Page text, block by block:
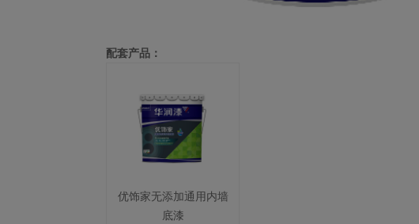
配套产品：
优饰家无添加通用内墙
底漆